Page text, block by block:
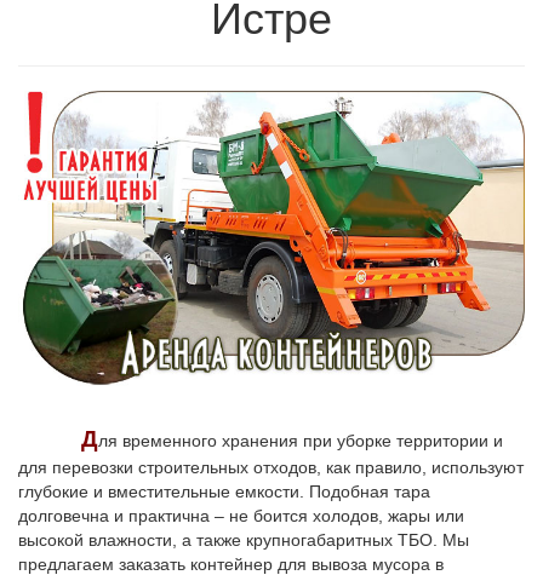
Истре
Для временного хранения при уборке территории и
для перевозки строительных отходов, как правило, используют
глубокие и вместительные емкости. Подобная тара
долговечна и практична – не боится холодов, жары или
высокой влажности, а также крупногабаритных ТБО. Мы
предлагаем заказать контейнер для вывоза мусора в